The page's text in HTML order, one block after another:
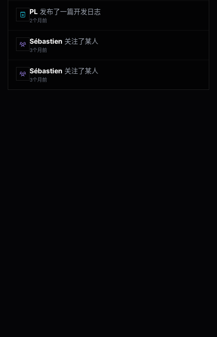
PL 发布了一篇开发日志
2个月前
Sébastien 关注了某人
3个月前
Sébastien 关注了某人
3个月前